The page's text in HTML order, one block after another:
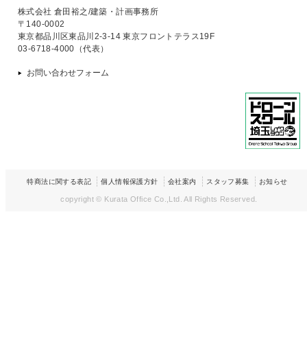
株式会社 倉田裕之/建築・計画事務所
〒140-0002
東京都品川区東品川2-3-14 東京フロントテラス19F
03-6718-4000（代表）
お問い合わせフォーム
特商法に関する表記 個人情報保護方針 会社案内 スタッフ募集 お知らせ
copyright © Kurata Office Co.,Ltd. All Rights Reserved.